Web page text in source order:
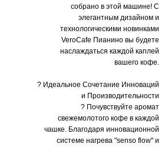
собрано в этой машине! С
элегантным дизайном и
технологическими новинками
VeroCafe Пианино вы будете
наслаждаться каждой каплей
вашего кофе.
? Идеальное Сочетание Инноваций
и Производительности
? Почувствуйте аромат
свежемолотого кофе в каждой
чашке. Благодаря инновационной
системе нагрева "senso flow" и